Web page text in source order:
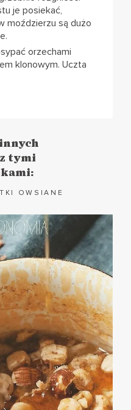
je posiekać,
moździerzu są dużo
orzechami
klonowym. Uczta
tymi
OWSIANE